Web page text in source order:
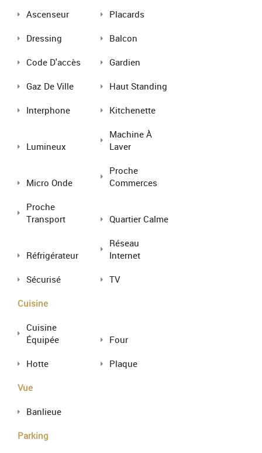
Ascenseur Placards
Dressing Balcon
Code D'accès Gardien
Gaz De Ville Haut Standing
Interphone Kitchenette
Lumineux
Machine À
Laver
Micro Onde
Proche
Commerces
Proche
Transport
Quartier Calme
Réfrigérateur
Réseau
Internet
Sécurisé TV
Cuisine
Cuisine
Équipée
Four
Hotte Plaque
Vue
Banlieue
Parking